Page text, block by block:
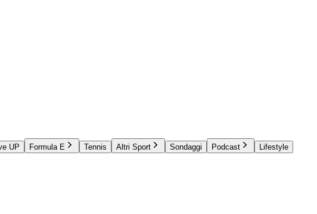
UP Formula E Tennis Altri Sport Sondaggi Podcast
Lifestyle